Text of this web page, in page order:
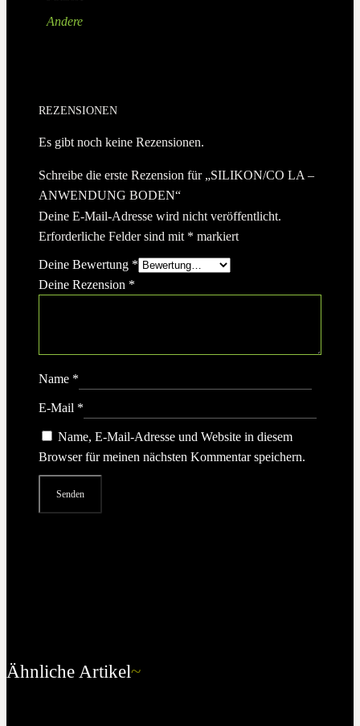
Andere
REZENSIONEN
Es gibt noch keine Rezensionen.
Schreibe die erste Rezension für „SILIKON/CO LA –
ANWENDUNG BODEN“
Deine E-Mail-Adresse wird nicht veröffentlicht.
Erforderliche Felder sind mit * markiert
Deine Bewertung *
Deine Rezension *
Name *
E-Mail *
Name, E-Mail-Adresse und Website in diesem
Browser für meinen nächsten Kommentar speichern.
Ähnliche Artikel~